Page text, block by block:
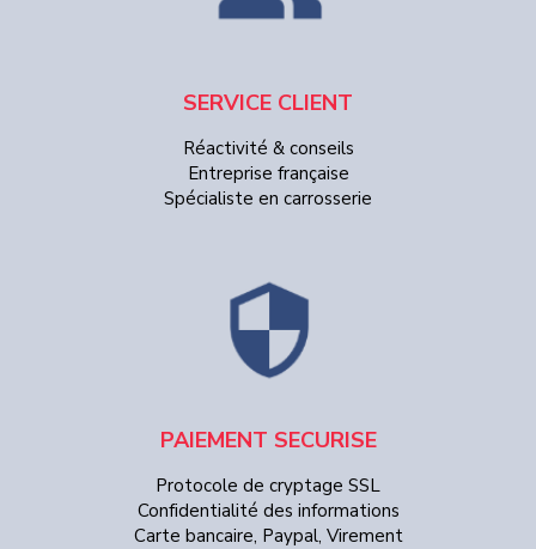
SERVICE CLIENT
Réactivité & conseils
Entreprise française
Spécialiste en carrosserie
PAIEMENT SECURISE
Protocole de cryptage SSL
Confidentialité des informations
Carte bancaire, Paypal, Virement